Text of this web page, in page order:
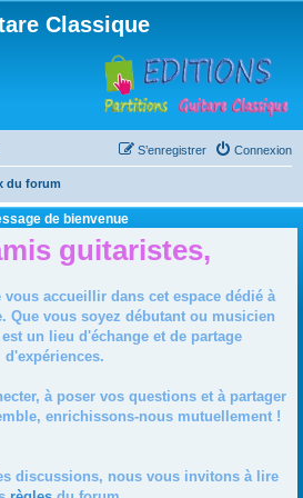
Classique
Connexion
S’enregistrer
du forum
de bienvenue
guitaristes,
accueillir dans cet espace dédié à
Que vous soyez débutant ou musicien
un lieu d'échange et de partage
d'expériences.
à poser vos questions et à partager
enrichissons-nous mutuellement !
discussions, nous vous invitons à lire